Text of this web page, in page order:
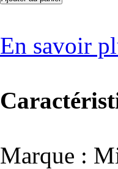
En savoir
Marque :